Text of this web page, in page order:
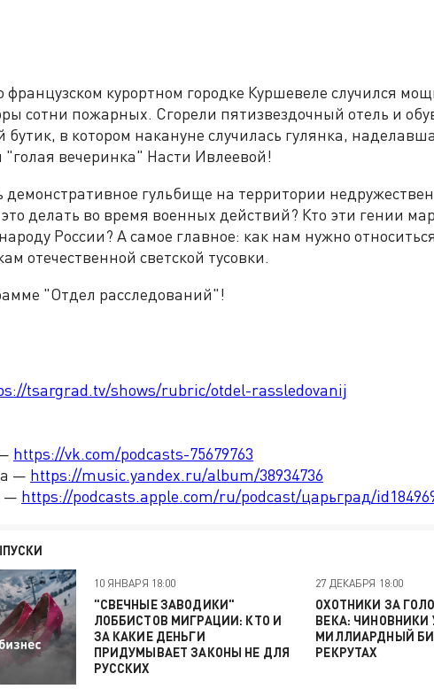
французском курортном городке Куршевеле случился
сотни пожарных. Сгорели пятизвездочный отель и
в котором накануне случилась гулянка,
вечеринка" Насти Ивлеевой!
демонстративное гульбище на территории
делать во время военных действий? Кто эти гении
России? А самое главное: как нам нужно
отечественной светской тусовки.
"Отдел расследований"!
tsargrad.tv/shows/rubric/otdel-rassledovanij
https://vk.com/podcasts-75679763
— https://music.yandex.ru/album/38934736
— https://podcasts.apple.com/ru/podcast/царьград/
10 ЯНВАРЯ 18:00
"СВЕЧНЫЕ ЗАВОДИКИ"
ЛОББИСТОВ МИГРАЦИИ: КТО И
ЗА КАКИЕ ДЕНЬГИ
ПРИДУМЫВАЕТ ЗАКОНЫ НЕ ДЛЯ
РУССКИХ
27 ДЕКАБРЯ 18:00
ОХОТНИКИ ЗА
ВЕКА: ЧИНОВНИКИ
МИЛЛИАРДНЫЙ
РЕКРУТАХ